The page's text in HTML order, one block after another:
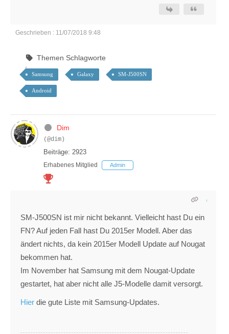
Geschrieben : 11/07/2018 9:48
Themen Schlagworte
Samsung Galaxy SM-J500SN
Android
Dim
(@dim)
Beiträge: 2923
Erhabenes Mitglied Admin
SM-J500SN ist mir nicht bekannt. Vielleicht hast Du ein
FN? Auf jeden Fall hast Du 2015er Modell. Aber das
ändert nichts, da kein 2015er Modell Update auf Nougat
bekommen hat.
Im November hat Samsung mit dem Nougat-Update
gestartet, hat aber nicht alle J5-Modelle damit versorgt.
Hier die gute Liste mit Samsung-Updates.